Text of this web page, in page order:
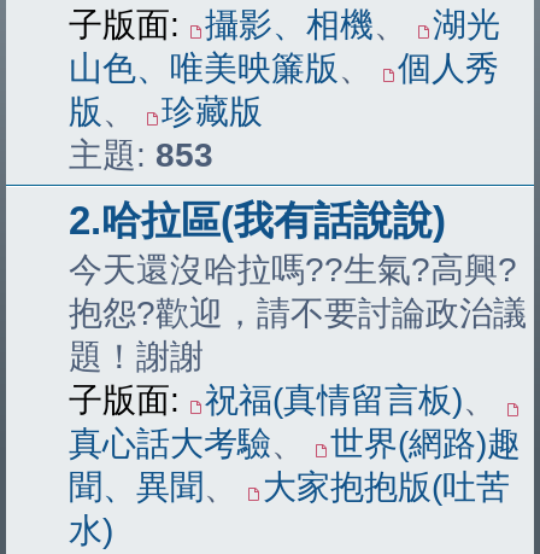
子版面:
攝影、相機、
湖光
山色、唯美映簾版、
個人秀
版、
珍藏版
主題: 853
2.哈拉區(我有話說說)
今天還沒哈拉嗎??生氣?高興?
抱怨?歡迎，請不要討論政治議
題！謝謝
子版面:
祝福(真情留言板)、
真心話大考驗、
世界(網路)趣
聞、異聞、
大家抱抱版(吐苦
水)